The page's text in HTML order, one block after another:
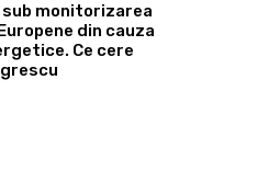
sub monitorizarea
din cauza
Ce cere